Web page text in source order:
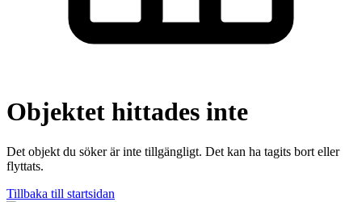
Objektet hittades inte
Det objekt du söker är inte tillgängligt. Det kan ha tagits bort eller
flyttats.
Tillbaka till startsidan